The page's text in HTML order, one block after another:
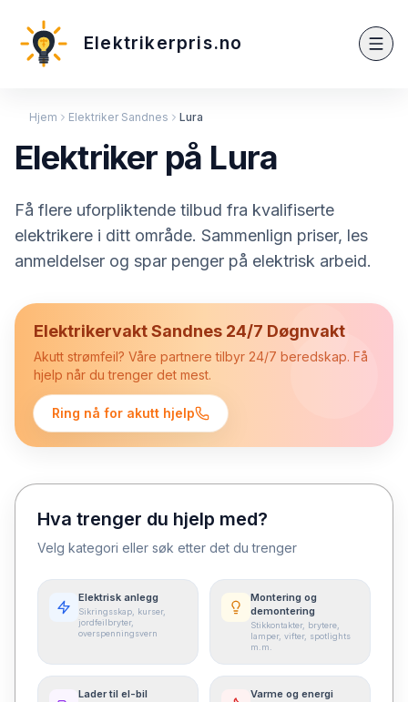
Elektrikerpris.no
Hjem Elektriker Sandnes Lura
Elektriker på Lura
Få flere uforpliktende tilbud fra kvalifiserte
elektrikere i ditt område. Sammenlign priser, les
anmeldelser og spar penger på elektrisk arbeid.
Elektrikervakt Sandnes 24/7 Døgnvakt
Akutt strømfeil? Våre partnere tilbyr 24/7 beredskap. Få
hjelp når du trenger det mest.
Ring nå for akutt hjelp
Hva trenger du hjelp med?
Velg kategori eller søk etter det du trenger
Elektrisk anlegg
Sikringsskap, kurser,
jordfeilbryter,
overspenningsvern
Montering og
demontering
Stikkontakter, brytere,
lamper, vifter, spotlights
m.m.
Lader til el-bil Varme og energi